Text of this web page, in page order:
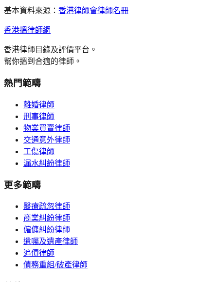
基本資料來源： 香港律師會律師名冊
香港搵律師網
香港律師目錄及評價平台。
幫你搵到合適的律師。
熱門範疇
離婚律師
刑事律師
物業買賣律師
交通意外律師
工傷律師
漏水糾紛律師
更多範疇
醫療疏忽律師
商業糾紛律師
僱傭糾紛律師
遺囑及遺產律師
追債律師
債務重組/破產律師